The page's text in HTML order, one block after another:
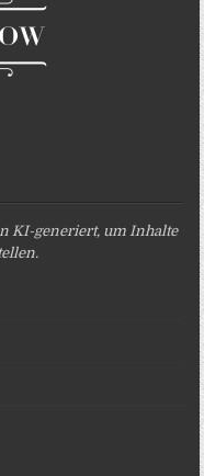
KI-generiert, um Inhalte